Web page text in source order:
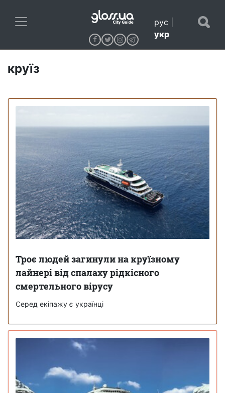
рус
укр
круїз
Троє людей загинули на круїзному
лайнері від спалаху рідкісного
смертельного вірусу
Серед екіпажу є українці